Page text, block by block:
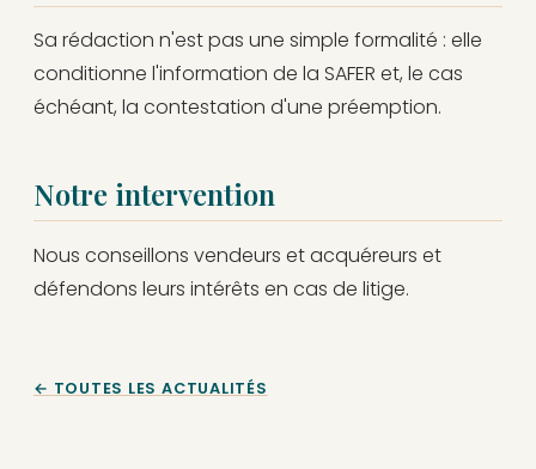
Sa rédaction n'est pas une simple formalité : elle
conditionne l'information de la SAFER et, le cas
échéant, la contestation d'une préemption.
Notre intervention
Nous conseillons vendeurs et acquéreurs et
défendons leurs intérêts en cas de litige.
← TOUTES LES ACTUALITÉS